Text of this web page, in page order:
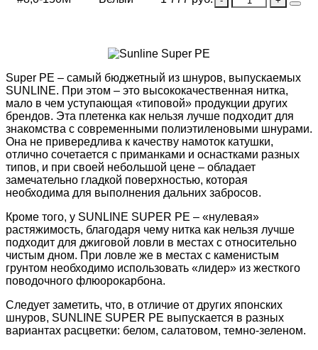
Super PE – самый бюджетный из шнуров, выпускаемых
SUNLINE. При этом – это высококачественная нитка,
мало в чем уступающая «типовой» продукции других
брендов. Эта плетенка как нельзя лучше подходит для
знакомства с современными полиэтиленовыми шнурами.
Она не привередлива к качеству намоток катушки,
отлично сочетается с приманками и оснастками разных
типов, и при своей небольшой цене – обладает
замечательно гладкой поверхностью, которая
необходима для выполнения дальних забросов.
Кроме того, у SUNLINE SUPER PE – «нулевая»
растяжимость, благодаря чему нитка как нельзя лучше
подходит для джиговой ловли в местах с относительно
чистым дном. При ловле же в местах с каменистым
грунтом необходимо использовать «лидер» из жесткого
поводочного флюорокарбона.
Следует заметить, что, в отличие от других японских
шнуров, SUNLINE SUPER PE выпускается в разных
вариантах расцветки: белом, салатовом, темно-зеленом.